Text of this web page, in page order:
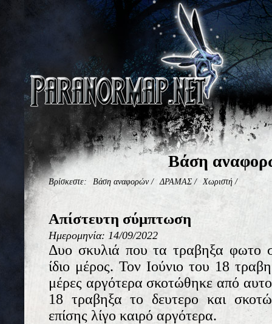
Βάση
Βρίσκεστε: Βάση αναφορών/ ΔΡΑΜΑΣ / Χωριστή /
Απίστευτη σύμπτωση
Ημερομηνία: 14/09/2022
Δυο σκυλιά που τα τραβηξα φωτο
ίδιο μέρος. Τον Ιούνιο του 18
μέρες αργότερα σκοτώθηκε από
18 τραβηξα το δευτερο και
επίσης λίγο καιρό αργότερα.